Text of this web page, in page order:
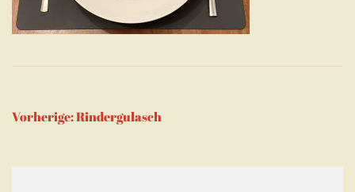
Beitragsnavigation
Vorherige:Rindergulasch